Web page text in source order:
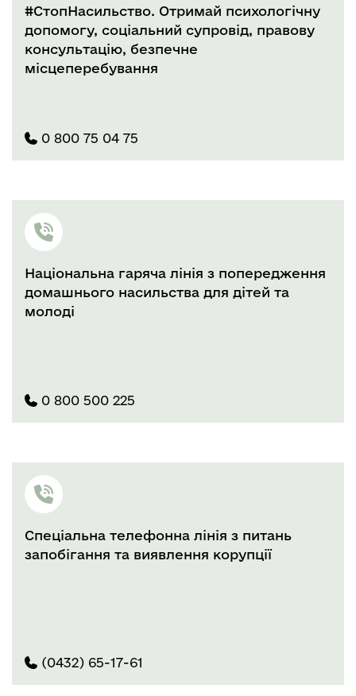
#СтопНасильство. Отримай психологічну
допомогу, соціальний супровід, правову
консультацію, безпечне
місцеперебування
0 800 75 04 75
Національна гаряча лінія з попередження
домашнього насильства для дітей та
молоді
0 800 500 225
Спеціальна телефонна лінія з питань
запобігання та виявлення корупції
(0432) 65-17-61